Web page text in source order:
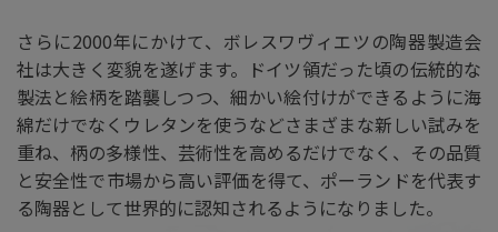
さらに2000年にかけて、ボレスワヴィエツの陶器製造会
社は大きく変貌を遂げます。ドイツ領だった頃の伝統的な
製法と絵柄を踏襲しつつ、細かい絵付けができるように海
綿だけでなくウレタンを使うなどさまざまな新しい試みを
重ね、柄の多様性、芸術性を高めるだけでなく、その品質
と安全性で市場から高い評価を得て、ポーランドを代表す
る陶器として世界的に認知されるようになりました。